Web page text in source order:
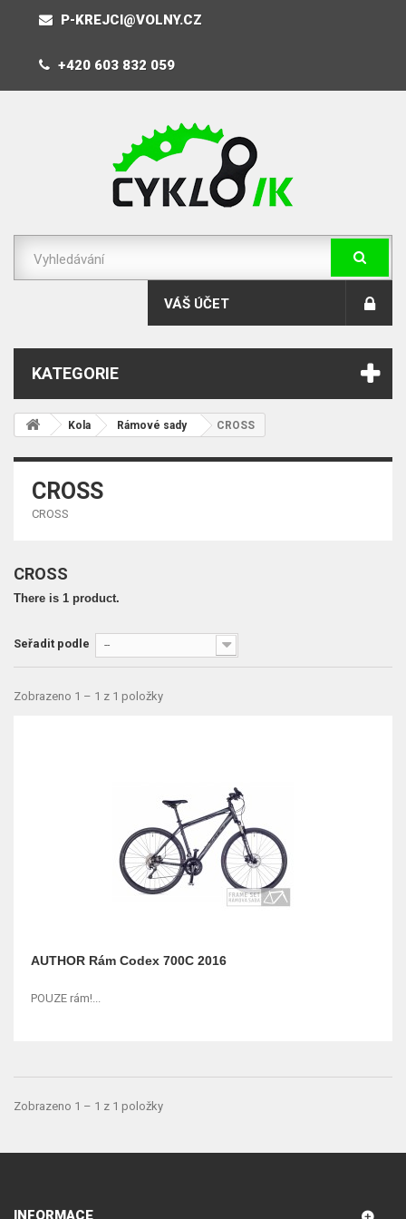
P-KREJCI@VOLNY.CZ
+420 603 832 059
VÁŠ ÚČET
KATEGORIE
Kola Rámové sady CROSS
CROSS
CROSS
CROSS
There is 1 product.
Seřadit podle --
Zobrazeno 1 – 1 z 1 položky
AUTHOR Rám Codex 700C 2016
POUZE rám!...
Zobrazeno 1 – 1 z 1 položky
INFORMACE